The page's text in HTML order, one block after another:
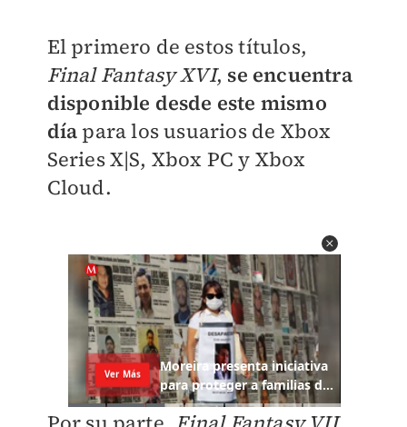
El primero de estos títulos,
Final Fantasy XVI, se encuentra
disponible desde este mismo
día para los usuarios de Xbox
Series X|S, Xbox PC y Xbox
Cloud.